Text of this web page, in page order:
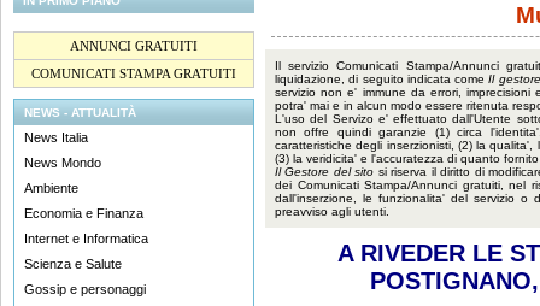
ANNUNCI GRATUITI
COMUNICATI STAMPA GRATUITI
NEWS - ATTUALITÀ
News Italia
News Mondo
Ambiente
Economia e Finanza
Internet e Informatica
Scienza e Salute
Gossip e personaggi
Il servizio Comunicati Stampa/Annunci
liquidazione, di seguito indicata comeIl
servizio non e' immune da errori, imprecisioni
potra' mai e in alcun modo essere ritenuta
L'uso del Servizo e' effettuato dall'Utente
non offre quindi garanzie (1) circa
caratteristiche degli inserzionisti, (2) la
(3) la veridicita' e l'accuratezza di quanto
Il Gestore del sito si riserva il diritto di
dei Comunicati Stampa/Annunci gratuiti, nel
dall'inserzione, le funzionalita' del servizio o
preavviso agli utenti.
A RIVEDER LE